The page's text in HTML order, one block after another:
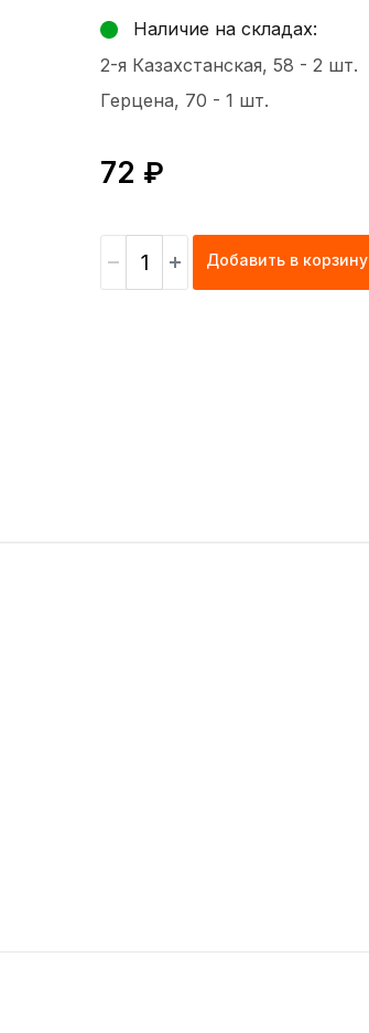
Наличие на складах:
2-я Казахстанская, 58 - 2 шт.
Герцена, 70 - 1 шт.
72 ₽
Добавить в корзину